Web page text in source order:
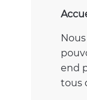
end
tous